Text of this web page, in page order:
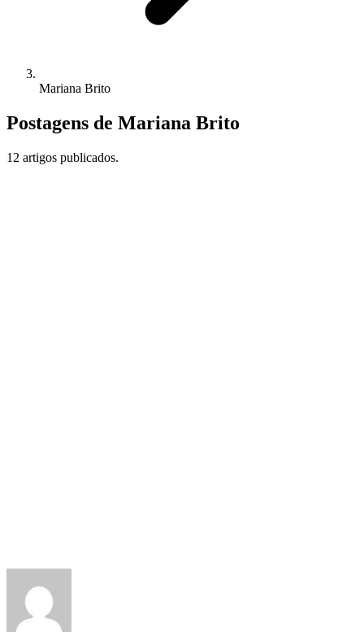
Mariana Brito
Postagens de Mariana Brito
12 artigos publicados.